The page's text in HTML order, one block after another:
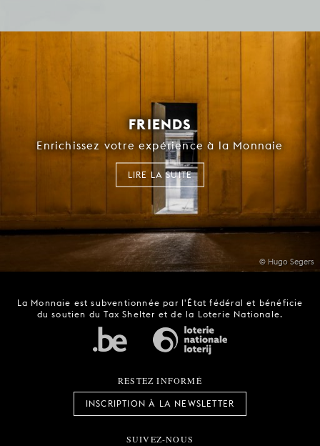
© Hugo Segers
FRIENDS
Enrichissez votre expérience à la Monnaie
LIRE LA SUITE
La Monnaie est subventionnée par l'État fédéral et bénéficie
du soutien du Tax Shelter et de la Loterie Nationale.
RESTEZ INFORMÉ
INSCRIPTION À LA NEWSLETTER
SUIVEZ-NOUS